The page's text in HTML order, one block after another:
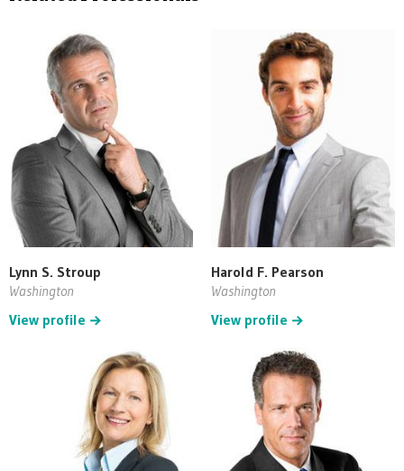
Lynn S. Stroup
Washington
View profile
Harold F. Pearson
Washington
View profile